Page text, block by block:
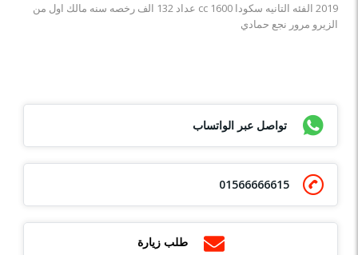
2019 الفئه التانيه سكودا 1600 cc عداد 132 الف رخصه سنه مالك اول من
الزيرو مرور نجع حمادي
تواصل عبر الواتساب
01566666615
طلب زيارة